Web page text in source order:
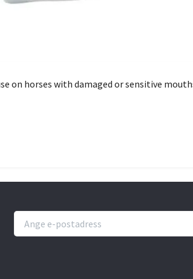
on horses with damaged or sensitive